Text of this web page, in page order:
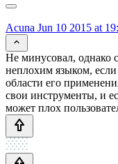
Acuna Jun 10 2015 at
Не минусовал, однако
неплохим языком,
области его
свои инструменты, и
может плох